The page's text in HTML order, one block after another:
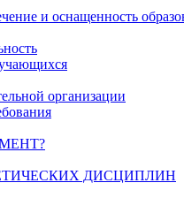
и оснащенность
организации
ДИСЦИПЛИН